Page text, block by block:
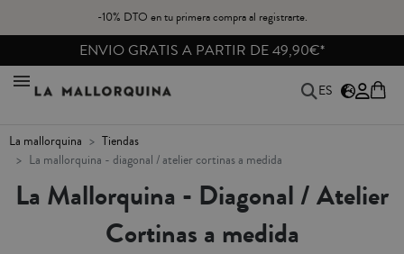
-10% DTO en tu primera compra al registrarte.
ENVIO GRATIS A PARTIR DE 49,90€*
ES
la mallorquina
tiendas
la mallorquina - diagonal / atelier cortinas a medida
La Mallorquina - Diagonal / Atelier
Cortinas a medida